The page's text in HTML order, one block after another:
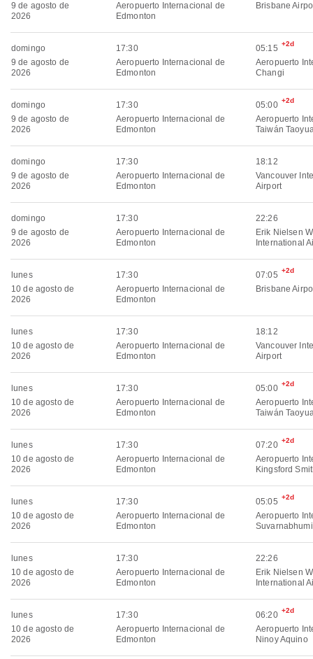
9 de agosto de
2026
Aeropuerto Internacional de
Edmonton
Brisbane
domingo
9 de agosto de
2026
17:30
Aeropuerto Internacional de
Edmonton
05:15 +2d
Aeropuerto
Changi
domingo
9 de agosto de
2026
17:30
Aeropuerto Internacional de
Edmonton
05:00 +2d
Aeropuerto
Taiwán
domingo
9 de agosto de
2026
17:30
Aeropuerto Internacional de
Edmonton
18:12
Vancouver
Airport
domingo
9 de agosto de
2026
17:30
Aeropuerto Internacional de
Edmonton
22:26
Erik Nielsen
International
lunes
10 de agosto de
2026
17:30
Aeropuerto Internacional de
Edmonton
07:05 +2d
Brisbane
lunes
10 de agosto de
2026
17:30
Aeropuerto Internacional de
Edmonton
18:12
Vancouver
Airport
lunes
10 de agosto de
2026
17:30
Aeropuerto Internacional de
Edmonton
05:00 +2d
Aeropuerto
Taiwán
lunes
10 de agosto de
2026
17:30
Aeropuerto Internacional de
Edmonton
07:20 +2d
Aeropuerto
Kingsford
lunes
10 de agosto de
2026
17:30
Aeropuerto Internacional de
Edmonton
05:05 +2d
Aeropuerto
Suvarnabhumi
lunes
10 de agosto de
2026
17:30
Aeropuerto Internacional de
Edmonton
22:26
Erik Nielsen
International
lunes
10 de agosto de
2026
17:30
Aeropuerto Internacional de
Edmonton
06:20 +2d
Aeropuerto
Ninoy Aquino